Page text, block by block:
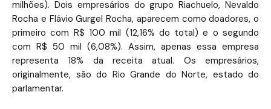
milhões). Dois empresários do grupo Riachuelo, Nevaldo
Rocha e Flávio Gurgel Rocha, aparecem como doadores, o
primeiro com R$ 100 mil (12,16% do total) e o segundo
com R$ 50 mil (6,08%). Assim, apenas essa empresa
representa 18% da receita atual. Os empresários,
originalmente, são do Rio Grande do Norte, estado do
parlamentar.